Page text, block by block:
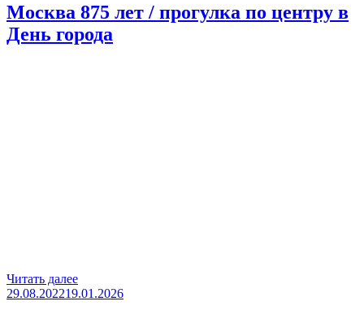
Москва 875 лет / прогулка по центру в
День города
Читать далее«Москва
875
Опубликовано
29.08.202219.01.2026